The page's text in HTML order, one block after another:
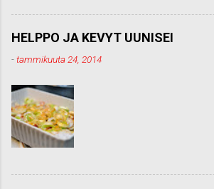
HELPPO JA KEVYT UUNISEI
-tammikuuta 24, 2014